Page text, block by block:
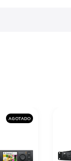
AGOTADO